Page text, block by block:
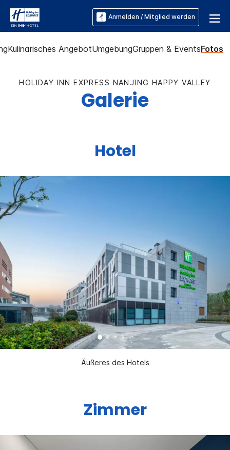
Anmelden / Mitglied werden
Kulinarisches AngebotUmgebungGruppen & EventsFotos
HOLIDAY INN EXPRESS NANJING HAPPY VALLEY
Galerie
Hotel
Äußeres des Hotels
Zimmer